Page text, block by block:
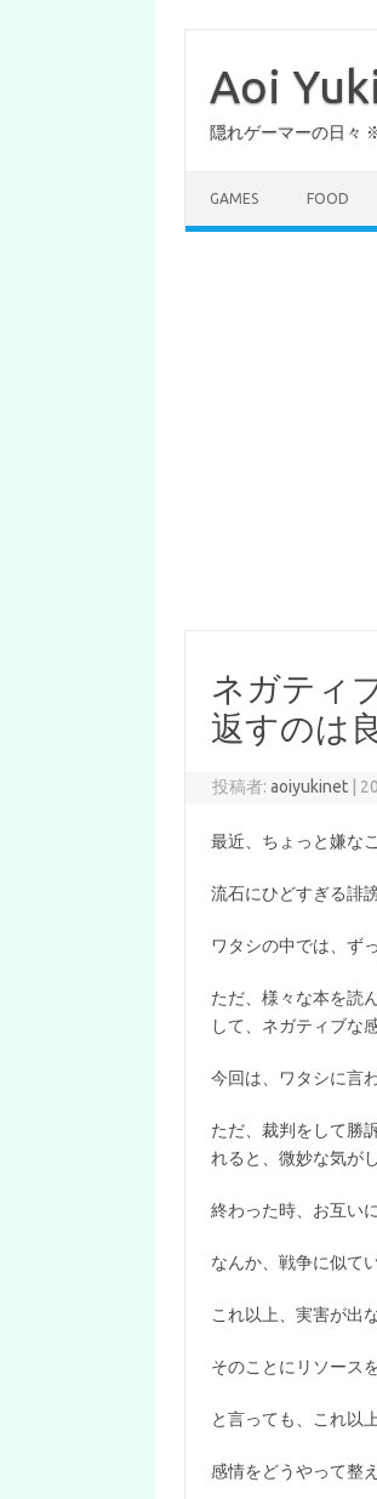
Aoi
隠れゲーマーの日々
GAMES FOOD
ネガティ
返すのは
投稿者:aoiyukinet
最近、ちょっと嫌な
流石にひどすぎる誹
ワタシの中では、ず
ただ、様々な本を読
して、ネガティブな
今回は、ワタシに言
ただ、裁判をして勝
れると、微妙な気が
終わった時、お互い
なんか、戦争に似て
これ以上、実害が出
そのことにリソース
と言っても、これ以
感情をどうやって整